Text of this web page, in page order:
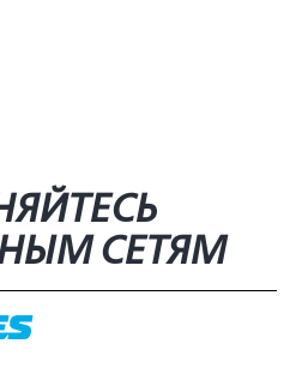
СЕТЯМ